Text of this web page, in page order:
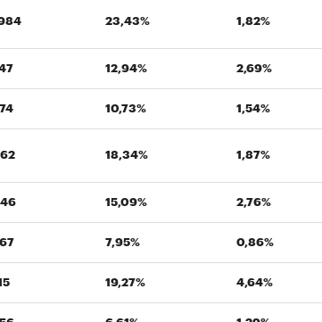
23,43% 1,82%
12,94% 2,69%
10,73% 1,54%
18,34% 1,87%
15,09% 2,76%
7,95% 0,86%
19,27% 4,64%